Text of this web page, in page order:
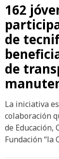
162
de
de
La iniciativa
colaboración
de Educación,
Fundación “la